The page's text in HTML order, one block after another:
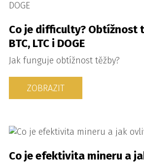
Co je difficulty? Obtížnost
BTC, LTC i DOGE
Jak funguje obtížnost těžby?
ZOBRAZIT
Co je efektivita mineru a